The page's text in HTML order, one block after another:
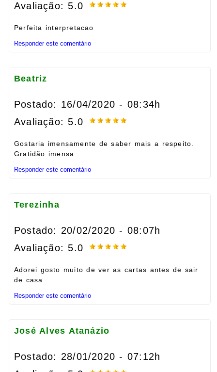
Avaliação: 5.0
Perfeita interpretacao
Responder este comentário
Beatriz
Postado: 16/04/2020 - 08:34h
Avaliação: 5.0
Gostaria imensamente de saber mais a respeito.
Gratidão imensa
Responder este comentário
Terezinha
Postado: 20/02/2020 - 08:07h
Avaliação: 5.0
Adorei gosto muito de ver as cartas antes de sair
de casa
Responder este comentário
José Alves Atanázio
Postado: 28/01/2020 - 07:12h